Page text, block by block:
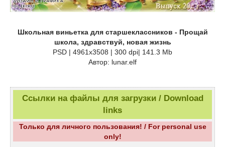
Школьная виньетка для старшеклассников - Прощай
школа, здравствуй, новая жизнь
PSD | 4961x3508 | 300 dpi| 141.3 Mb
Автор: lunar.elf
Ссылки на файлы для загрузки / Download
links
Только для личного пользования! / For personal use
only!